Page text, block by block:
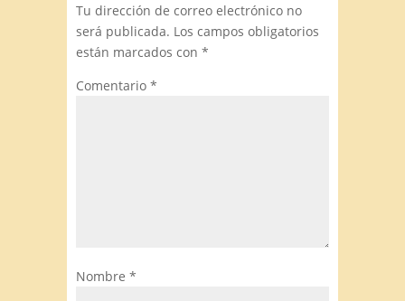
Tu dirección de correo electrónico no
será publicada. Los campos obligatorios
están marcados con *
Comentario *
Nombre *